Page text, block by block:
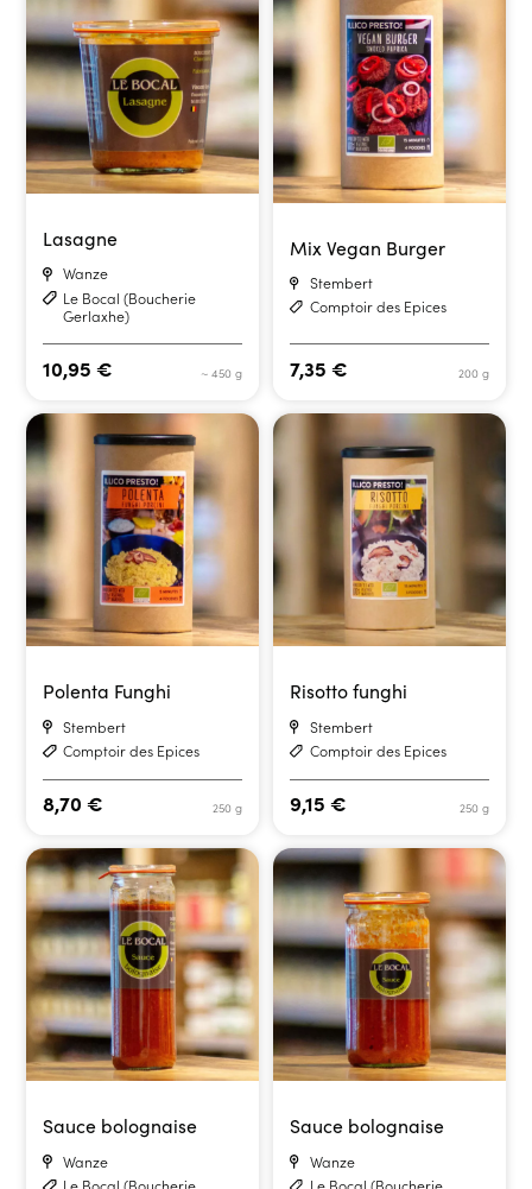
Lasagne
Wanze
Le Bocal (Boucherie
Gerlaxhe)
~ 450 g
10,95€
Mix Vegan Burger
Stembert
Comptoir des Epices
200 g
7,35 €
Polenta Funghi
Stembert
Comptoir des Epices
250 g
8,70€
Risotto funghi
Stembert
Comptoir des Epices
250 g
9,15 €
Sauce bolognaise
Wanze
Le Bocal (Boucherie
Sauce bolognaise
Wanze
Le Bocal (Boucherie